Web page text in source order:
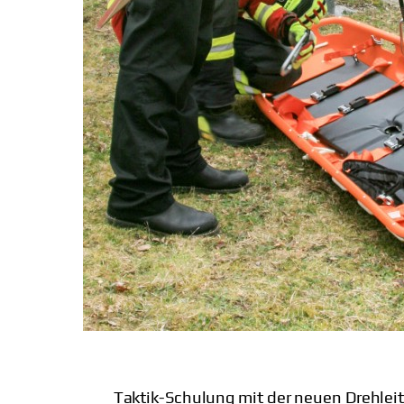
Taktik-Schulung mit der neuen